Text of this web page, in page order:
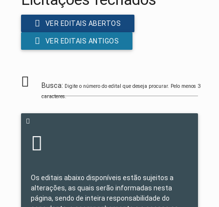
VER EDITAIS ABERTOS
VER EDITAIS ANTIGOS
Busca: Digite o número do edital que deseja procurar. Pelo menos 3
caracteres.
Os editais abaixo disponíveis estão sujeitos a
alterações, as quais serão informadas nesta
página, sendo de inteira responsabilidade do